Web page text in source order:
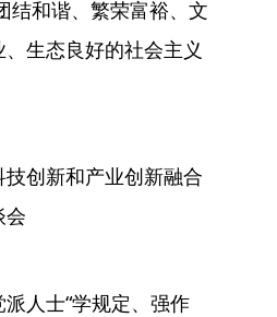
结和谐、繁荣富裕、文
生态良好的社会主义
创新和产业创新融合
会
人士“学规定、强作